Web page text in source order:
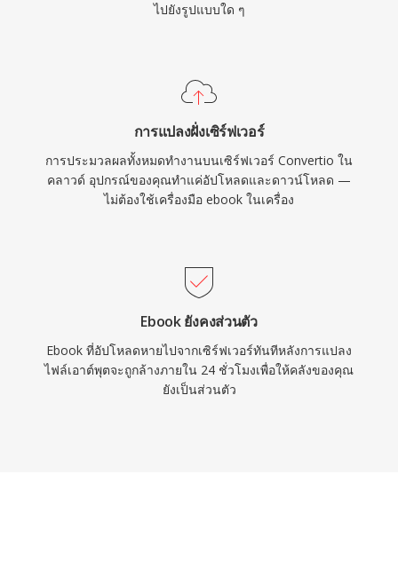
ไปยังรูปแบบใด ๆ
การแปลงฝั่งเซิร์ฟเวอร์
การประมวลผลทั้งหมดทำงานบนเซิร์ฟเวอร์ Convertio ใน
คลาวด์ อุปกรณ์ของคุณทำแค่อัปโหลดและดาวน์โหลด —
ไม่ต้องใช้เครื่องมือ ebook ในเครื่อง
Ebook ยังคงส่วนตัว
Ebook ที่อัปโหลดหายไปจากเซิร์ฟเวอร์ทันทีหลังการแปลง
ไฟล์เอาต์พุตจะถูกล้างภายใน 24 ชั่วโมงเพื่อให้คลังของคุณ
ยังเป็นส่วนตัว